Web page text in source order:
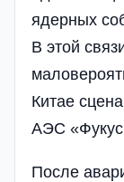
ядерных
В этой
Китае
АЭС
После